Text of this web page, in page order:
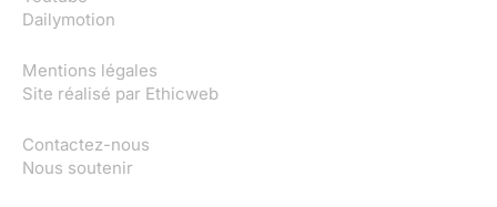
Dailymotion
Mentions légales
Site réalisé par Ethicweb
Contactez-nous
Nous soutenir